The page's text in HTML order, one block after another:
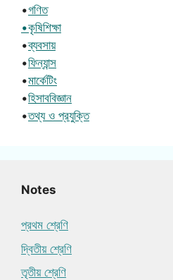
•গণিত
•কৃষিশিক্ষা
•ব্যবসায়
•ফিন্যান্স
•মার্কেটিং
•হিসাববিজ্ঞান
•তথ্য ও প্রযুক্তি
Notes
প্রথম শ্রেণি
দ্বিতীয় শ্রেণি
তৃতীয় শ্রেণি